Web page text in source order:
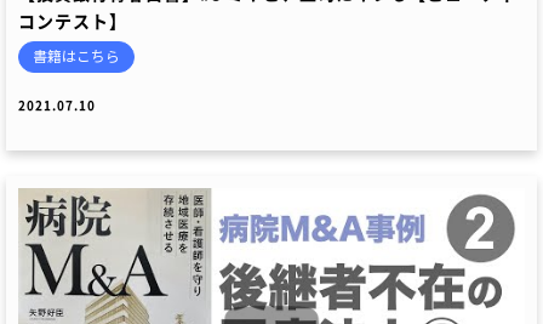
コンテスト】
書籍はこちら
2021.07.10